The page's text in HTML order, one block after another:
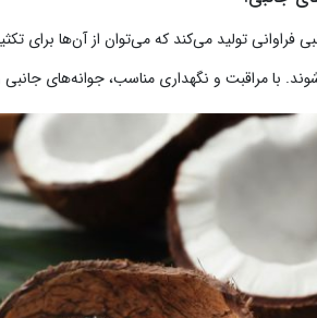
فراوانی تولید می‌کند که می‌توان از آن‌ها برای
با مراقبت و نگهداری مناسب، جوانه‌های